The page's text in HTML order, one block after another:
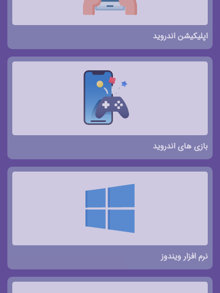
اپلیکیشن اندروید
بازی های اندروید
نرم افزار ویندوز